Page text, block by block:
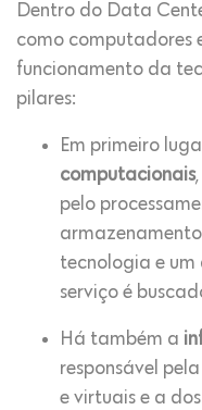
Dentro do Data
como computadores
funcionamento da
pilares:
Em primeiro
computacionais
pelo
tecnologia e um
serviço é
Há também a
responsável
e virtuais e a